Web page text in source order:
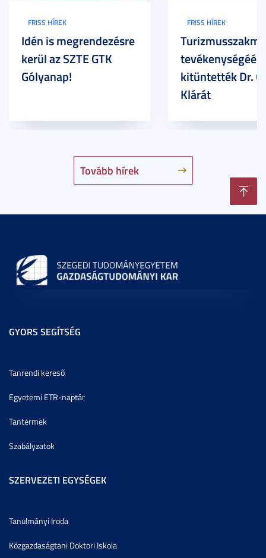
Tovább hírek
FRISS HÍREK
Idén is megrendezésre
kerül az SZTE GTK
Gólyanap!
FRISS HÍREK
tevékenységéért
kitüntették Dr.
Klárát
GYORS SEGÍTSÉG
Tanrendi kereső
Egyetemi ETR-naptár
Tantermek
Szabályzatok
SZERVEZETI EGYSÉGEK
Tanulmányi Iroda
Közgazdaságtani Doktori Iskola